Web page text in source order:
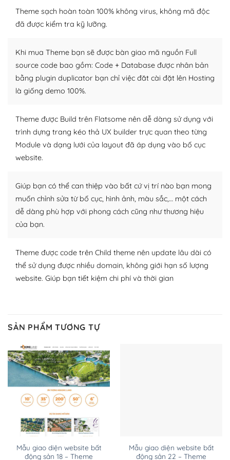
WordPress là nơi lưu trữ cho một diễn đàn cộng đồng
khổng lồ được kiểm duyệt bởi các nhân viên và những
Nếu bạn gặp khó khăn, bạn có thể lên mạng và tìm
kiếm những cộng đồng WordPress, họ sẽ giúp bạn trả
lời, giải đáp vấn đề của bạn.
– Đa dạng plugin và themes
Plugin mở rộng là thành phần cài đặt thêm vào
WordPress để tăng thêm các tính năng cần thiết. Có
Nhờ lượng người dùng đông đảo, thư viện themes và
plugin của WordPress rất phong phú. Bạn có thể thỏa
thích chọn lựa plugin và themes phù hợp cho mục đích
lập website của mình.
WordPress đa dạng plugin và themes
– Dễ sử dụng
trang web WordPress của bạn.
Dễ dàng lựa chọn Hosting cho website WordPress
– Bảo mật cực tốt
Vì WordPress hiện là nền tảng xây dựng trang web và
blog lớn nhất trên thế giới, quan trọng nhất là bảo vệ
nội dung của mình khỏi các cuộc tấn công spam.
Theme sạch hoàn toàn 100% không virus, không mã độc
đã được kiểm tra kỹ lưỡng.
Khi mua Theme bạn sẽ được bàn giao mã nguồn Full
source code bao gồm: Code + Database được nhân bản
bằng plugin duplicator bạn chỉ việc đăt cài đặt lên Hosting
là giống demo 100%.
Theme được Build trên Flatsome nên dễ dàng sử dụng với
trình dựng trang kéo thả UX builder trực quan theo từng
Module và dạng lưới của layout đã áp dụng vào bố cục
website.
Giúp bạn có thể can thiệp vào bất cứ vị trí nào bạn mong
muốn chỉnh sửa từ bố cục, hình ảnh, màu sắc,… một cách
dễ dàng phù hợp với phong cách cũng như thương hiệu
của bạn.
Theme được code trên Child theme nên update lâu dài có
thể sử dụng được nhiều domain, không giới hạn số lượng
website. Giúp bạn tiết kiệm chi phí và thời gian
SẢN PHẨM TƯƠNG TỰ
Mẫu giao diện website bất
động sản 18 – Theme
Mẫu giao diện website bất
động sản 22 – Theme